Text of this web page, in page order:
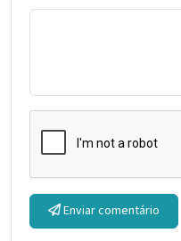
Enviar comentário